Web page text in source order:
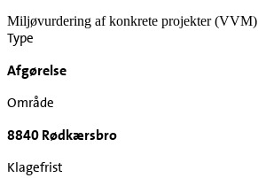
Miljøvurdering af konkrete projekter (VVM)
Type
Afgørelse
Område
8840 Rødkærsbro
Klagefrist